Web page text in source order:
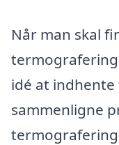
Når man skal
termografering
idé at
sammenligne